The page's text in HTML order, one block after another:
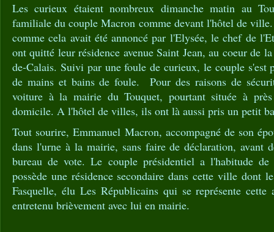
Les curieux étaient nombreux dimanche matin au
familiale du couple Macron comme devant l'hôtel de
comme cela avait été annoncé par l'Elysée, le chef de
ont quitté leur résidence avenue Saint Jean, au coeur de
de-Calais. Suivi par une foule de curieux, le couple s'est
de mains et bains de foule. Pour des raisons de
voiture à la mairie du Touquet, pourtant située à
domicile. A l'hôtel de villes, ils ont là aussi pris un petit
Tout sourire, Emmanuel Macron, accompagné de son
dans l'urne à la mairie, sans faire de déclaration, avant
bureau de vote. Le couple présidentiel a l'habitude
possède une résidence secondaire dans cette ville dont
Fasquelle, élu Les Républicains qui se représente cette
entretenu brièvement avec lui en mairie.